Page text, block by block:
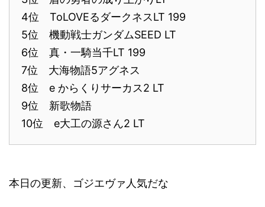
4位 ToLOVEるダークネスLT 199
5位 機動戦士ガンダムSEED LT
6位 真・一騎当千LT 199
7位 大海物語5アグネス
8位 e からくりサーカス2 LT
9位 新歌物語
10位 e大工の源さん2 LT
本日の更新、ゴジエヴァ人気だな